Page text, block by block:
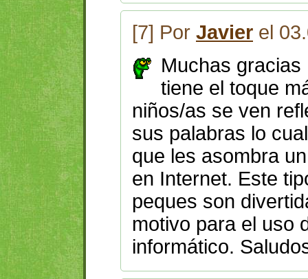
[7] Por Javier el
Muchas
tiene el toque
niños/as se ven
sus palabras lo
que les asombra
en Internet. Este
peques son
motivo para el uso
informático.